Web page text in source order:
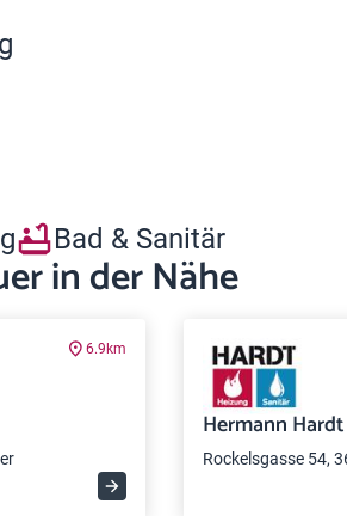
Bad & Sanitär
in der Nähe
6.9km
Hermann
Rockelsgasse 54,